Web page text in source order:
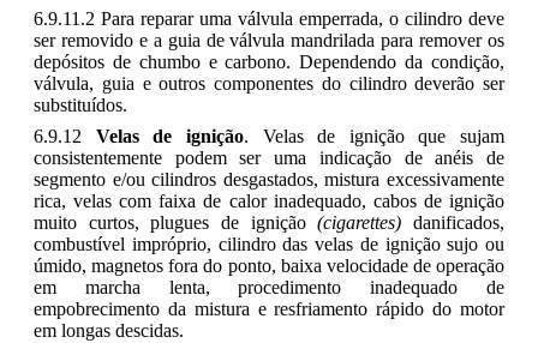
6.9.11.2 Para reparar uma válvula emperrada, o cilindro deve
ser removido e a guia de válvula mandrilada para remover os
depósitos de chumbo e carbono. Dependendo da condição,
válvula, guia e outros componentes do cilindro deverão ser
substituídos.
6.9.12 Velas de ignição. Velas de ignição que sujam
consistentemente podem ser uma indicação de anéis de
segmento e/ou cilindros desgastados, mistura excessivamente
rica, velas com faixa de calor inadequado, cabos de ignição
muito curtos, plugues de ignição(cigarettes) danificados,
combustível impróprio, cilindro das velas de ignição sujo ou
úmido, magnetos fora do ponto, baixa velocidade de operação
em marcha lenta, procedimento inadequado de
empobrecimento da mistura e resfriamento rápido do motor
em longas descidas.